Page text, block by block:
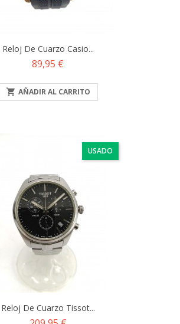
Reloj De Cuarzo Casio...
Precio
89,95 €
 AÑADIR AL CARRITO
USADO
Reloj De Cuarzo Tissot...